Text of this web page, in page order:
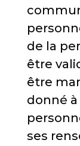
de la
être
être
donné
ses